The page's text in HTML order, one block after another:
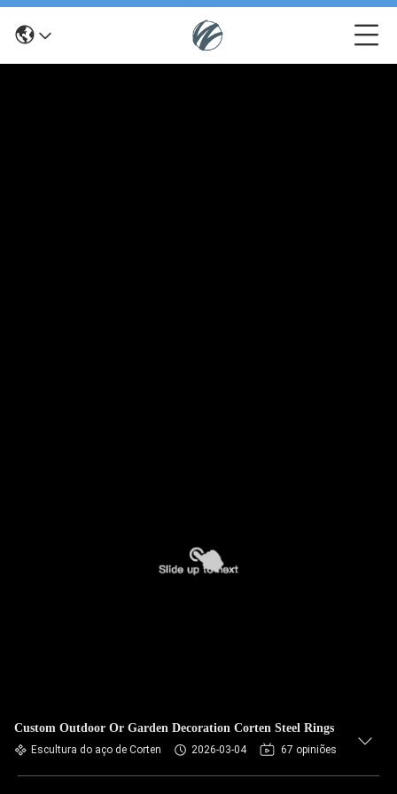
Custom Outdoor Or Garden Decoration Corten Steel Rings
Escultura do aço de Corten 2026-03-04 67 opiniões